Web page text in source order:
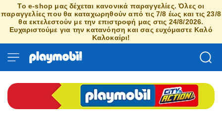
Το e-shop μας δέχεται κανονικά παραγγελίες. Όλες οι
παραγγελίες που θα καταχωρηθούν από τις 7/8 έως και τις 23/8
θα εκτελεστούν με την επιστροφή μας στις 24/8/2026.
Ευχαριστούμε για την κατανόηση και σας ευχόμαστε Καλό
Καλοκαίρι!